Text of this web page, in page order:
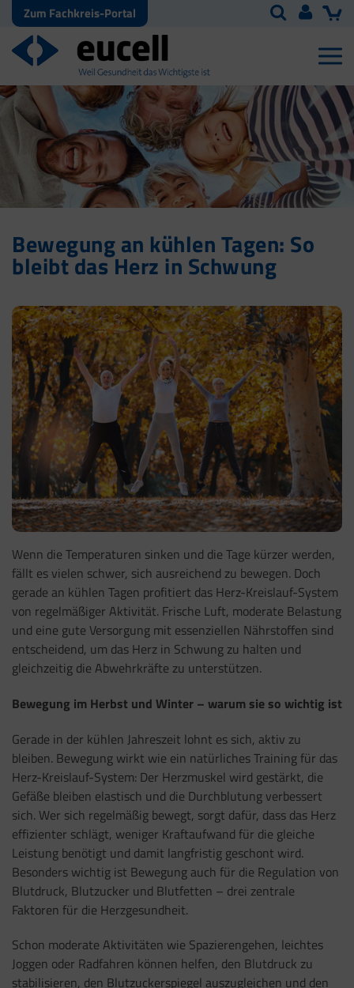
Zum Fachkreis-Portal
Bewegung an kühlen Tagen: So
bleibt das Herz in Schwung
Wenn die Temperaturen sinken und die Tage kürzer werden,
fällt es vielen schwer, sich ausreichend zu bewegen. Doch
gerade an kühlen Tagen profitiert das Herz-Kreislauf-System
von regelmäßiger Aktivität. Frische Luft, moderate Belastung
und eine gute Versorgung mit essenziellen Nährstoffen sind
entscheidend, um das Herz in Schwung zu halten und
gleichzeitig die Abwehrkräfte zu unterstützen.
Bewegung im Herbst und Winter – warum sie so wichtig ist
Gerade in der kühlen Jahreszeit lohnt es sich, aktiv zu
bleiben. Bewegung wirkt wie ein natürliches Training für das
Herz-Kreislauf-System: Der Herzmuskel wird gestärkt, die
Gefäße bleiben elastisch und die Durchblutung verbessert
sich. Wer sich regelmäßig bewegt, sorgt dafür, dass das Herz
effizienter schlägt, weniger Kraftaufwand für die gleiche
Leistung benötigt und damit langfristig geschont wird.
Besonders wichtig ist Bewegung auch für die Regulation von
Blutdruck, Blutzucker und Blutfetten – drei zentrale
Faktoren für die Herzgesundheit.
Schon moderate Aktivitäten wie Spazierengehen, leichtes
Joggen oder Radfahren können helfen, den Blutdruck zu
stabilisieren, den Blutzuckerspiegel auszugleichen und den